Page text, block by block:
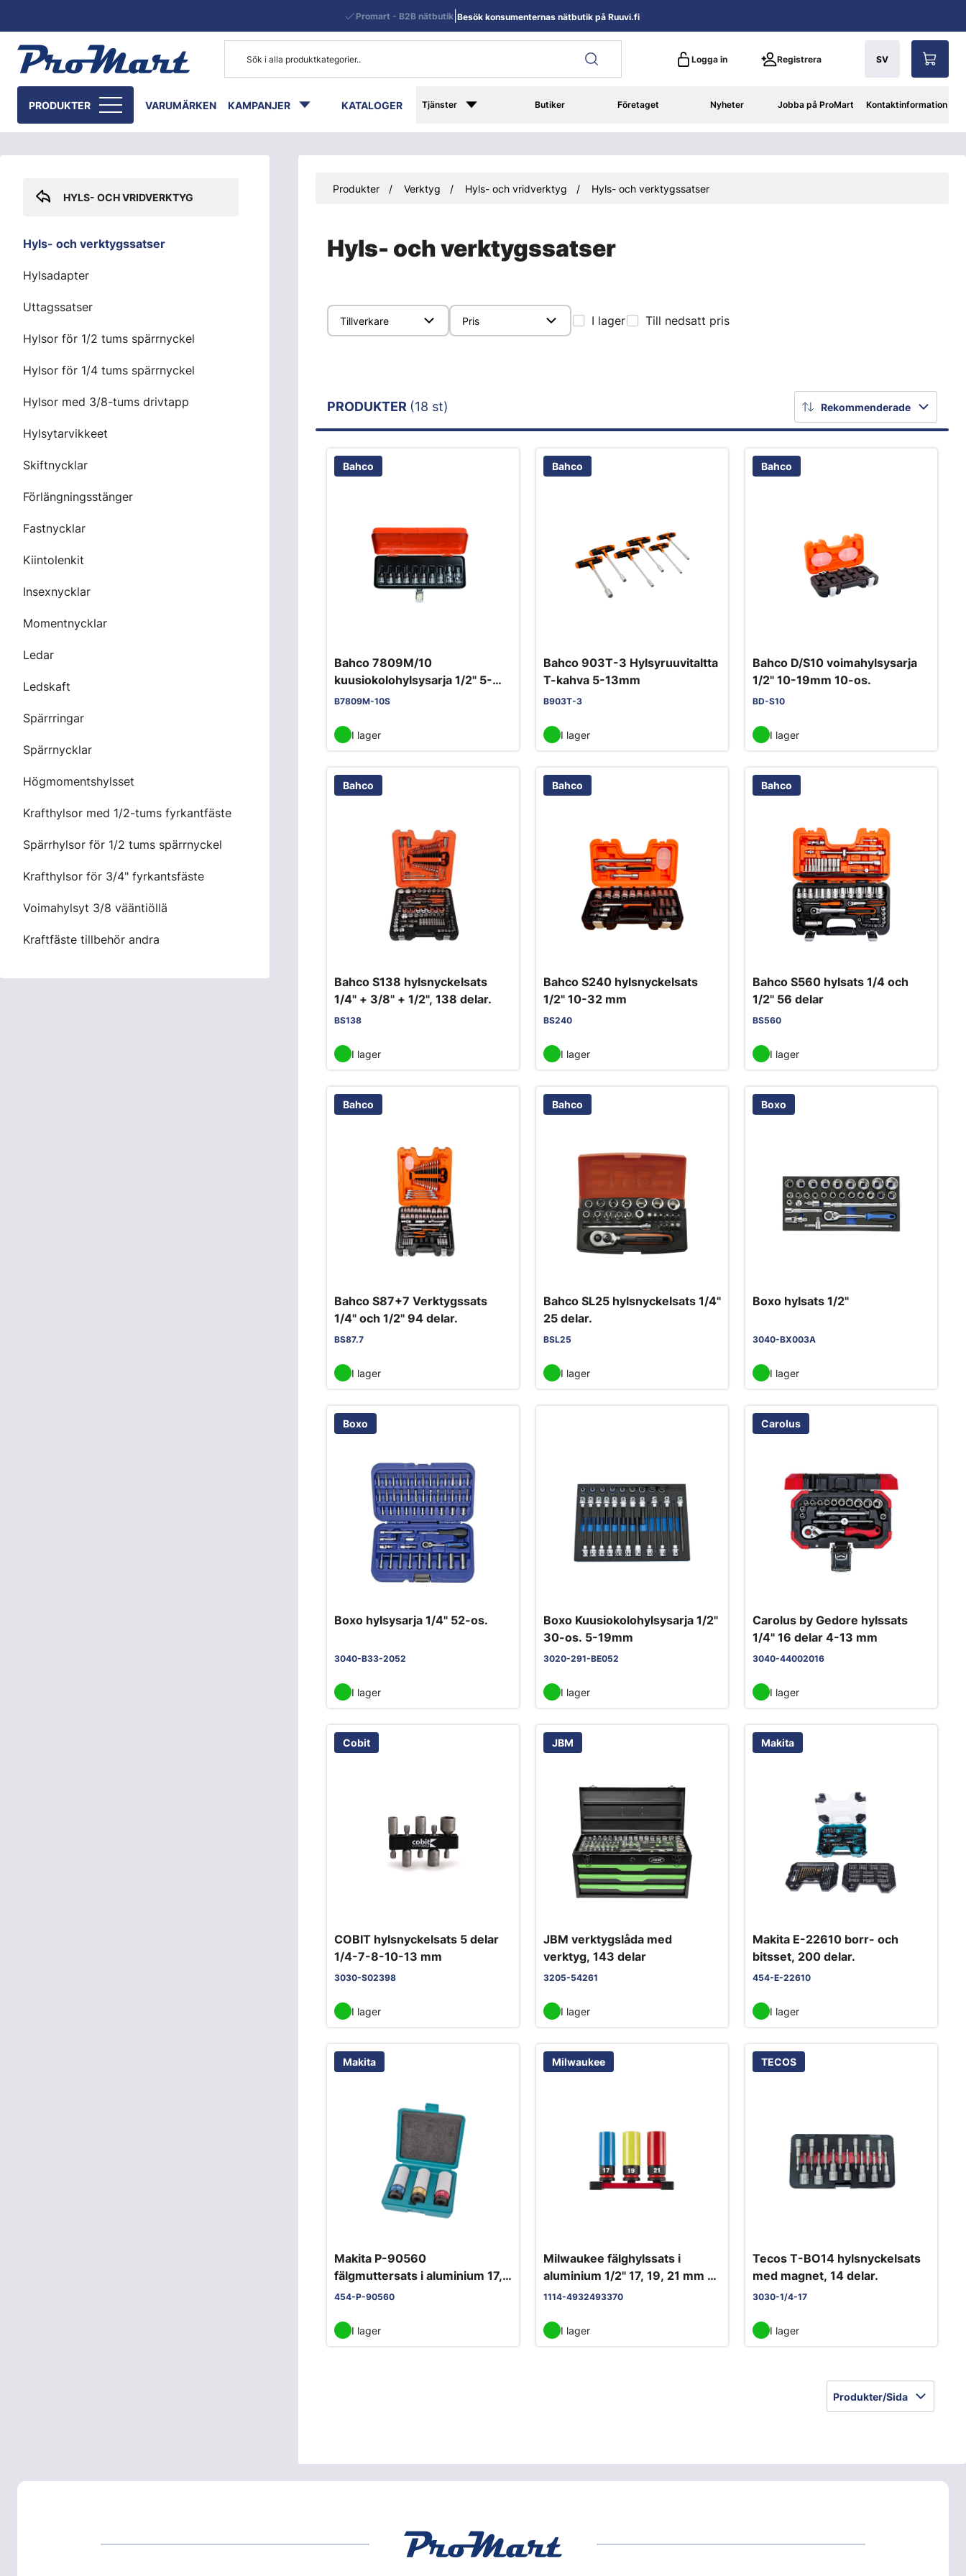
Logga in Registrera SV
PRODUKTER VARUMÄRKEN KAMPANJER KATALOGER Tjänster Butiker Företaget Nyheter Jobba på ProMart Kontaktinformation
Promart - B2B nätbutik Besök konsumenternas nätbutik på Ruuvi.fi
Produkter Verktyg Hyls- och vridverktyg Hyls- och verktygssatser
Hyls- och verktygssatser
Tillverkare Pris I lager Till nedsatt pris
Rekommenderade
PRODUKTER (18 st)
Bahco
Bahco 7809M/10
kuusiokolohylsysarja 1/2" 5-
19mm
B7809M-10S
I lager
Bahco
Bahco 903T-3 Hylsyruuvitaltta
T-kahva 5-13mm
B903T-3
I lager
Bahco
Bahco D/S10 voimahylsysarja
1/2" 10-19mm 10-os.
BD-S10
I lager
Bahco
Bahco S138 hylsnyckelsats
1/4" + 3/8" + 1/2", 138 delar.
BS138
I lager
Bahco
Bahco S240 hylsnyckelsats
1/2" 10-32 mm
BS240
I lager
Bahco
Bahco S560 hylsats 1/4 och
1/2" 56 delar
BS560
I lager
Bahco
Bahco S87+7 Verktygssats
1/4" och 1/2" 94 delar.
BS87.7
I lager
Bahco
Bahco SL25 hylsnyckelsats 1/4"
25 delar.
BSL25
I lager
Boxo
Boxo hylsats 1/2"
3040-BX003A
I lager
Boxo
Boxo hylsysarja 1/4" 52-os.
3040-B33-2052
I lager
Boxo Kuusiokolohylsysarja 1/2"
30-os. 5-19mm
3020-291-BE052
I lager
Carolus
Carolus by Gedore hylssats
1/4" 16 delar 4-13 mm
3040-44002016
I lager
Cobit
COBIT hylsnyckelsats 5 delar
1/4-7-8-10-13 mm
3030-S02398
I lager
JBM
JBM verktygslåda med
verktyg, 143 delar
3205-54261
I lager
Makita
Makita E-22610 borr- och
bitsset, 200 delar.
454-E-22610
I lager
Makita
Makita P-90560
fälgmuttersats i aluminium 17,
19, 21 mm
454-P-90560
I lager
Milwaukee
Milwaukee fälghylssats i
aluminium 1/2" 17, 19, 21 mm på
magnetlist
1114-4932493370
I lager
TECOS
Tecos T-BO14 hylsnyckelsats
med magnet, 14 delar.
3030-1/4-17
I lager
Produkter/Sida
HYLS- OCH VRIDVERKTYG
Hyls- och verktygssatser
Hylsadapter
Uttagssatser
Hylsor för 1/2 tums spärrnyckel
Hylsor för 1/4 tums spärrnyckel
Hylsor med 3/8-tums drivtapp
Hylsytarvikkeet
Skiftnycklar
Förlängningsstänger
Fastnycklar
Kiintolenkit
Insexnycklar
Momentnycklar
Ledar
Ledskaft
Spärrringar
Spärrnycklar
Högmomentshylsset
Krafthylsor med 1/2-tums fyrkantfäste
Spärrhylsor för 1/2 tums spärrnyckel
Krafthylsor för 3/4" fyrkantsfäste
Voimahylsyt 3/8 vääntiöllä
Kraftfäste tillbehör andra